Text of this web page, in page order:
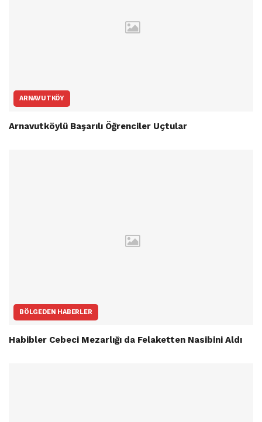
ARNAVUTKÖY
Arnavutköylü Başarılı Öğrenciler Uçtular
BÖLGEDEN HABERLER
Habibler Cebeci Mezarlığı da Felaketten Nasibini Aldı